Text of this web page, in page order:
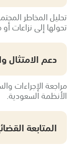
تحليل المخاطر
تحولها إلى نزاعات
دعم الامتثال
مراجعة الإجراءات
الأنظمة السعودية.
المتابعة